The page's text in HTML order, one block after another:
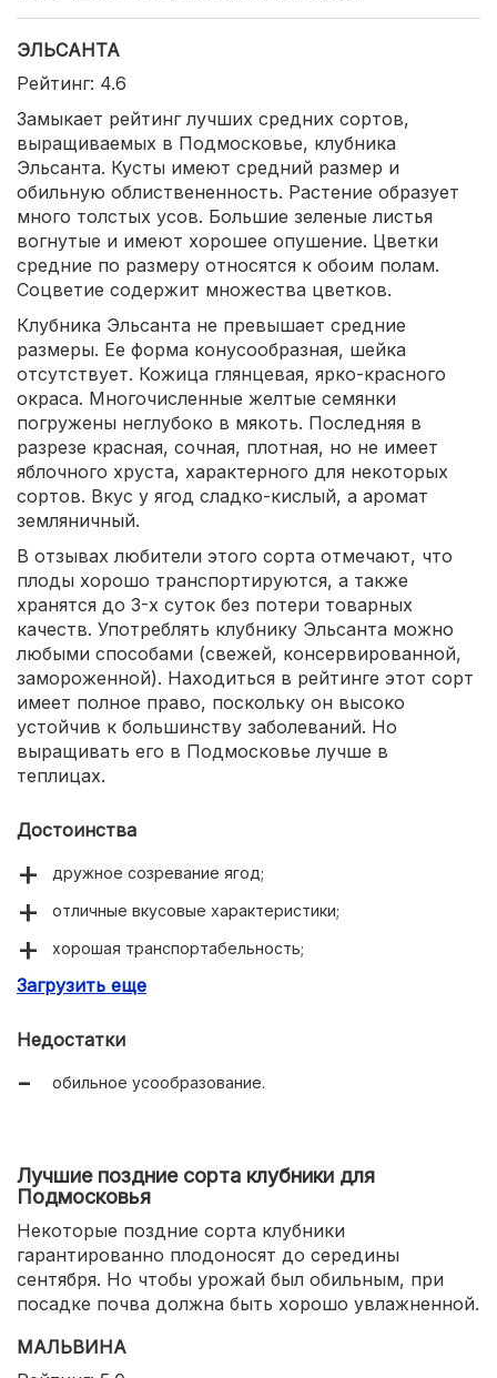
ЭЛЬСАНТА
Рейтинг: 4.6
Замыкает рейтинг лучших средних сортов,
выращиваемых в Подмосковье, клубника
Эльсанта. Кусты имеют средний размер и
обильную облиствененность. Растение образует
много толстых усов. Большие зеленые листья
вогнутые и имеют хорошее опушение. Цветки
средние по размеру относятся к обоим полам.
Соцветие содержит множества цветков.
Клубника Эльсанта не превышает средние
размеры. Ее форма конусообразная, шейка
отсутствует. Кожица глянцевая, ярко-красного
окраса. Многочисленные желтые семянки
погружены неглубоко в мякоть. Последняя в
разрезе красная, сочная, плотная, но не имеет
яблочного хруста, характерного для некоторых
сортов. Вкус у ягод сладко-кислый, а аромат
земляничный.
В отзывах любители этого сорта отмечают, что
плоды хорошо транспортируются, а также
хранятся до 3-х суток без потери товарных
качеств. Употреблять клубнику Эльсанта можно
любыми способами (свежей, консервированной,
замороженной). Находиться в рейтинге этот сорт
имеет полное право, поскольку он высоко
устойчив к большинству заболеваний. Но
выращивать его в Подмосковье лучше в
теплицах.
Достоинства
дружное созревание ягод;
отличные вкусовые характеристики;
хорошая транспортабельность;
хорошая сопротивляемость болезням.
Загрузить еще
Недостатки
обильное усообразование.
Лучшие поздние сорта клубники для
Подмосковья
Некоторые поздние сорта клубники
гарантированно плодоносят до середины
сентября. Но чтобы урожай был обильным, при
посадке почва должна быть хорошо увлажненной.
МАЛЬВИНА